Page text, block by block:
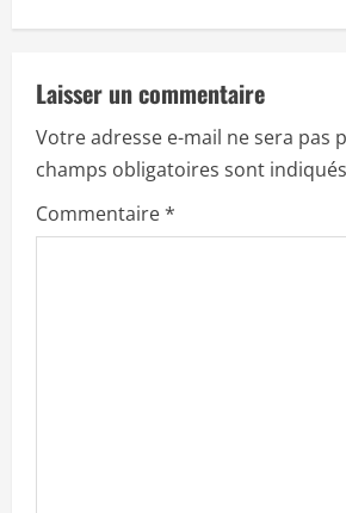
i
g
a
t
Laisser un commentaire
Votre adresse e-mail ne sera pas
champs obligatoires sont
Commentaire*